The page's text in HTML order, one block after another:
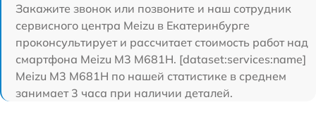
Закажите звонок или позвоните и наш сотрудник
сервисного центра Meizu в Екатеринбурге
проконсультирует и рассчитает стоимость работ над
смартфона Meizu M3 M681H. [dataset:services:name]
Meizu M3 M681H по нашей статистике в среднем
занимает 3 часа при наличии деталей.